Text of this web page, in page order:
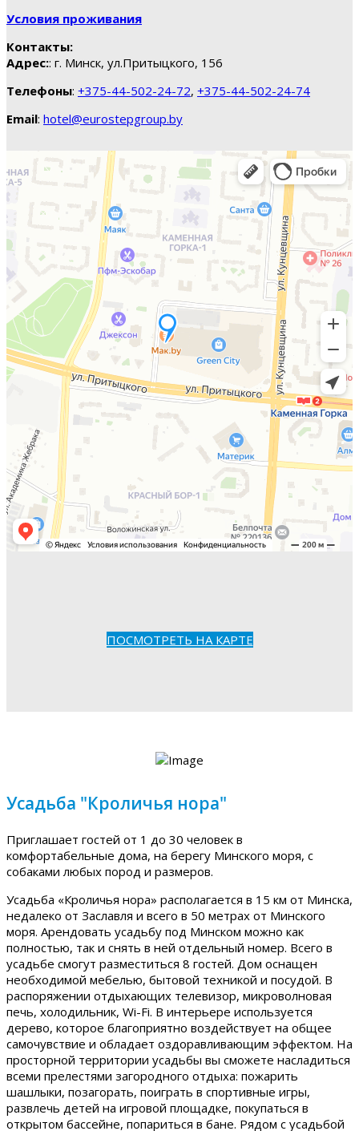
Условия проживания
Контакты:
Адрес:: г. Минск, ул.Притыцкого, 156
Телефоны: +375-44-502-24-72, +375-44-502-24-74
Email: hotel@eurostepgroup.by
ПОСМОТРЕТЬ НА КАРТЕ
Усадьба "Кроличья нора"
Приглашает гостей от 1 до 30 человек в
комфортабельные дома, на берегу Минского моря, с
собаками любых пород и размеров.
Усадьба «Кроличья нора» располагается в 15 км от Минска,
недалеко от Заславля и всего в 50 метрах от Минского
моря. Арендовать усадьбу под Минском можно как
полностью, так и снять в ней отдельный номер. Всего в
усадьбе смогут разместиться 8 гостей. Дом оснащен
необходимой мебелью, бытовой техникой и посудой. В
распоряжении отдыхающих телевизор, микроволновая
печь, холодильник, Wi-Fi. В интерьере используется
дерево, которое благоприятно воздействует на общее
самочувствие и обладает оздоравливающим эффектом. На
просторной территории усадьбы вы сможете насладиться
всеми прелестями загородного отдыха: пожарить
шашлыки, позагорать, поиграть в спортивные игры,
развлечь детей на игровой площадке, покупаться в
открытом бассейне, попариться в бане. Рядом с усадьбой